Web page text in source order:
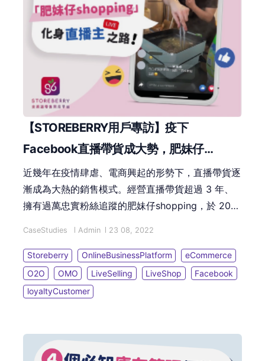
【STOREBERRY用戶專訪】疫下
Facebook直播帶貨成大勢，肥妹仔
shopping化身直播主之路！
近幾年在疫情肆虐、電商興起的形勢下，直播帶貨逐
漸成為大熱的銷售模式。經營直播帶貨超過 3 年、
擁有過萬忠實粉絲追蹤的肥妹仔shopping，於 2019
直播主？其直播帶貨的成功秘訣又是什麼？趕快來看
看吧！
CaseStudies Admin 23 08, 2022
Storeberry OnlineBusinessPlatform
eCommerce
O2O
OMO LiveSelling LiveShop
Facebook
loyaltyCustomer